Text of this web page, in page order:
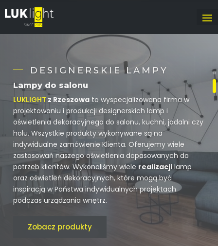
ELEGANCKIE LUSTRA
DEKORACYJNE